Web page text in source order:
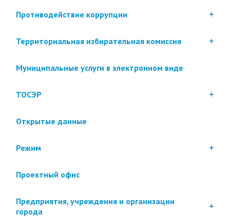
Противодействие коррупции
Территориальная избирательная комиссия
Муниципальные услуги в электронном виде
ТОСЭР
Открытые данные
Режим
Проектный офис
Предприятия, учреждения и организации
города